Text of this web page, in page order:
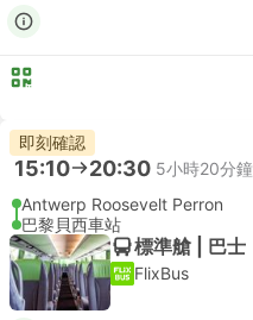
即刻確認
15:10 20:30 5小時20分鐘
Antwerp Roosevelt Perron
巴黎貝西車站
標準艙 | 巴士
FlixBus